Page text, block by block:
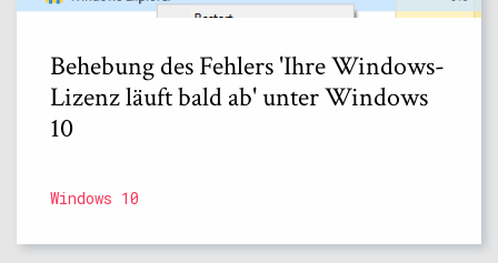
Behebung des Fehlers 'Ihre Windows-
Lizenz läuft bald ab' unter Windows
10
Windows 10